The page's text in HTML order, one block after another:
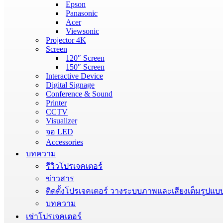
Epson
Panasonic
Acer
Viewsonic
Projector 4K
Screen
120″ Screen
150″ Screen
Interactive Device
Digital Signage
Conference & Sound
Printer
CCTV
Visualizer
จอ LED
Accessories
บทความ
รีวิวโปรเจคเตอร์
ข่าวสาร
ติดตั้งโปรเจคเตอร์ วางระบบภาพและเสียงเต็มรูปแบ
บทความ
เช่าโปรเจคเตอร์